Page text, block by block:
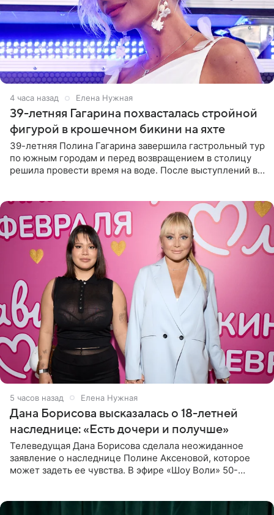
4 часа назад Елена Нужная
39-летняя Гагарина похвасталась стройной
фигурой в крошечном бикини на яхте
39-летняя Полина Гагарина завершила гастрольный тур
по южным городам и перед возвращением в столицу
решила провести время на воде. После выступлений в
5 часов назад Елена Нужная
Дана Борисова высказалась о 18-летней
наследнице: «Есть дочери и получше»
Телеведущая Дана Борисова сделала неожиданное
заявление о наследнице Полине Аксеновой, которое
может задеть ее чувства. В эфире «Шоу Воли» 50-